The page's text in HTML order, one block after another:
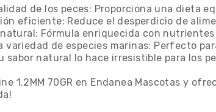
de los peces: Proporciona una dieta
eficiente: Reduce el desperdicio de
Fórmula enriquecida con
variedad de especies marinas: Perfecto
sabor natural lo hace irresistible para los
1.2MM 70GR en Endanea Mascotas y